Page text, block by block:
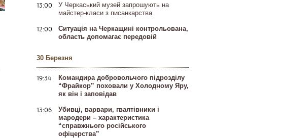
13:00
У Черкаський музей запрошують на
майстер-класи з писанкарства
12:00
Ситуація на Черкащині контрольована,
область допомагає передовій
30 Березня
19:34
Командира добровольчого підрозділу
“Фрайкор” поховали у Холодному Яру,
як він і заповідав
13:06
Убивці, варвари, гвалтівники і
мародери – характеристика
“справжнього російського
офіцерства”